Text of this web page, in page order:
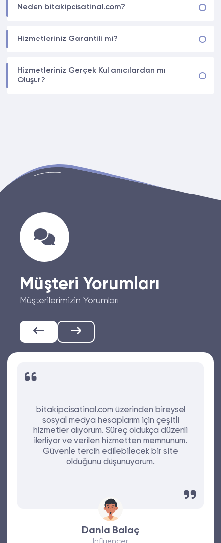
Neden bitakipcisatinal.com?
Hizmetleriniz Garantili mi?
Hizmetleriniz Gerçek Kullanıcılardan mı
Oluşur?
Müşteri Yorumları
Müşterilerimizin Yorumları
bitakipcisatinal.com üzerinden bireysel
sosyal medya hesaplarım için çeşitli
hizmetler alıyorum. Süreç oldukça düzenli
ilerliyor ve verilen hizmetten memnunum.
Güvenle tercih edilebilecek bir site
olduğunu düşünüyorum.
Danla Balaç